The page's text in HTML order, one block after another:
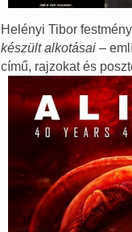
Helényi Tibor
készült alkotásai–
című, rajzokat és